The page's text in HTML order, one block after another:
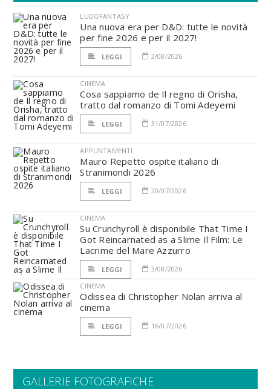
LUDOFANTASY
Una nuova era per D&D: tutte le novità
per fine 2026 e per il 2027!
LEGGI 3/08/2026
CINEMA
Cosa sappiamo de Il regno di Orisha,
tratto dal romanzo di Tomi Adeyemi
LEGGI 31/07/2026
APPUNTAMENTI
Mauro Repetto ospite italiano di
Stranimondi 2026
LEGGI 20/07/2026
CINEMA
Su Crunchyroll è disponibile That Time I
Got Reincarnated as a Slime Il Film: Le
Lacrime del Mare Azzurro
LEGGI
3/08/2026
CINEMA
Odissea di Christopher Nolan arriva al
cinema
LEGGI 16/07/2026
GALLERIE FOTOGRAFICHE